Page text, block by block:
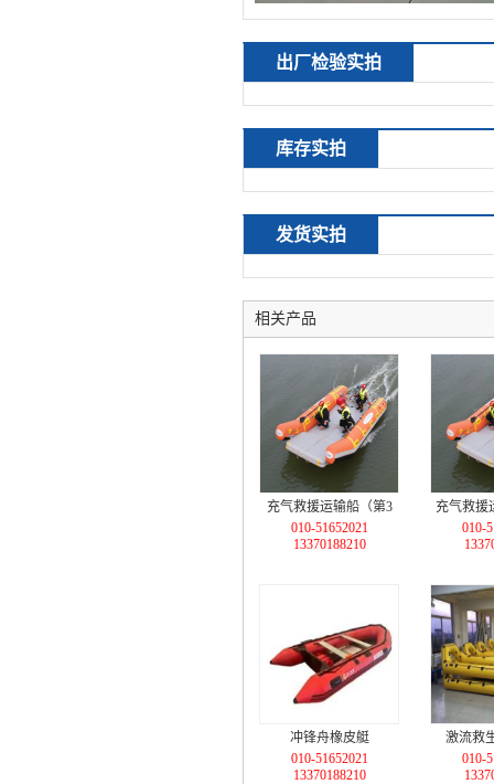
出厂检验实拍
库存实拍
发货实拍
相关产品
充气救援运输船（第3
代，轻型+装配式+水域
010-51652021
13370188210
充气救援
代，轻型
010-
冲锋舟橡皮艇
010-51652021
13370188210
激流救
010-